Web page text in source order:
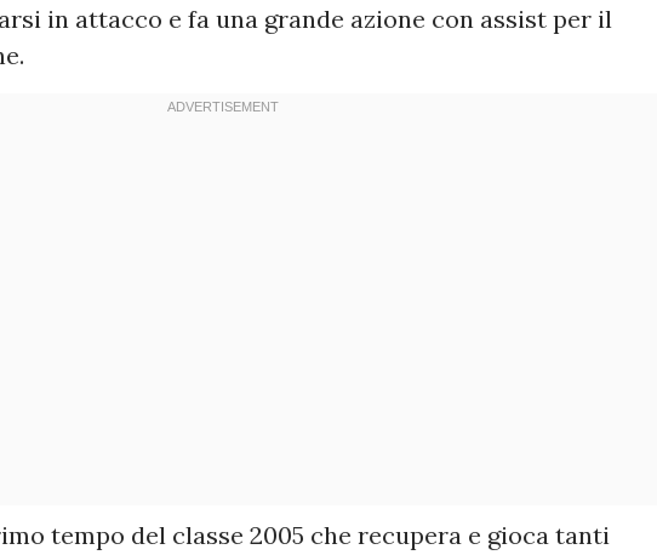
in attacco e fa una grande azione con assist per il
tempo del classe 2005 che recupera e gioca tanti